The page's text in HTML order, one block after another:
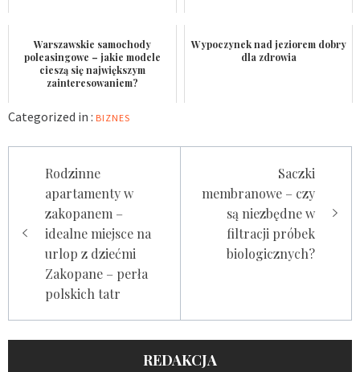
Warszawskie samochody
poleasingowe – jakie modele
cieszą się największym
zainteresowaniem?
Wypoczynek nad jeziorem dobry
dla zdrowia
Categorized in : BIZNES
wpisuRodzinne
apartamenty w
zakopanem –
idealne miejsce na
urlop z dziećmi
Zakopane – perła
polskich tatr
Saczki
membranowe – czy
są niezbędne w
filtracji próbek
biologicznych?
REDAKCJA